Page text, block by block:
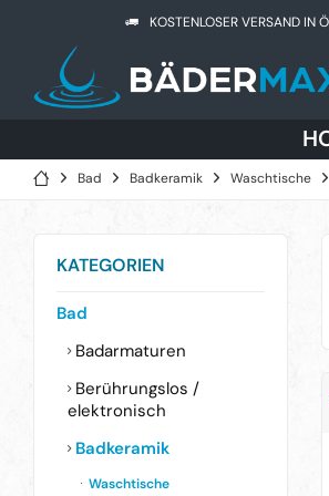
KOSTENLOSER VERSAND IN
Bad Badkeramik Waschtische
KATEGORIEN
Bad
Badarmaturen
Berührungslos /
elektronisch
Badkeramik
Waschtische